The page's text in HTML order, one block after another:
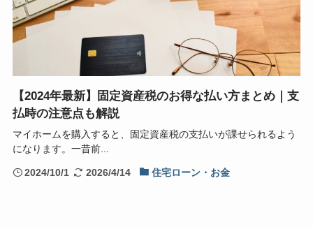
【2024年最新】固定資産税のお得な払い方まとめ｜支
払時の注意点も解説
マイホームを購入すると、固定資産税の支払いが課せられるよう
になります。一昔前...
2024/10/1 2026/4/14 住宅ローン・お金